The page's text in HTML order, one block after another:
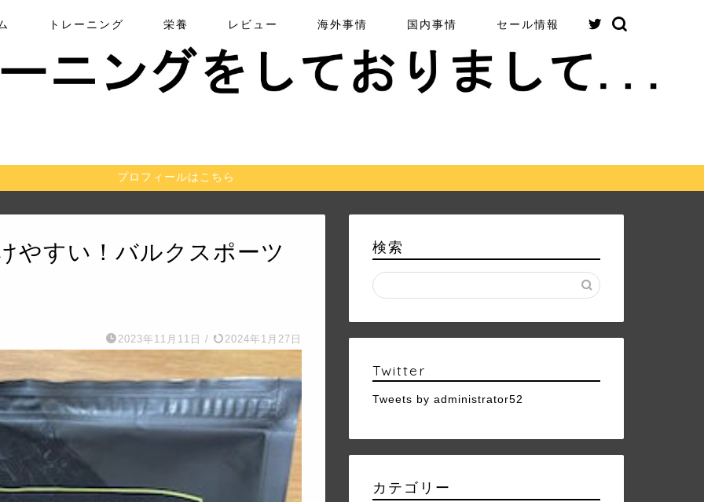
トレーニング 栄養 レビュー 海外事情 国内事情 セール情報
プロフィールはこちら
やすい！バルクスポーツ
2023年11月11日 / 2024年1月27日
検索
Twitter
Tweets by administrator52
カテゴリー